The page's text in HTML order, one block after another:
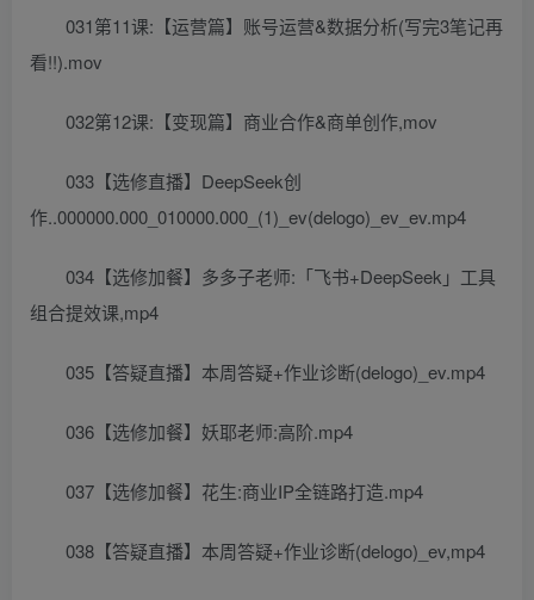
031第11课:【运营篇】账号运营&数据分析(写完3笔记再
看!!).mov
032第12课:【变现篇】商业合作&商单创作,mov
033【选修直播】DeepSeek创
作..000000.000_010000.000_(1)_ev(delogo)_ev_ev.mp4
034【选修加餐】多多子老师:「飞书+DeepSeek」工具
组合提效课,mp4
035【答疑直播】本周答疑+作业诊断(delogo)_ev.mp4
036【选修加餐】妖耶老师:高阶.mp4
037【选修加餐】花生:商业IP全链路打造.mp4
038【答疑直播】本周答疑+作业诊断(delogo)_ev,mp4